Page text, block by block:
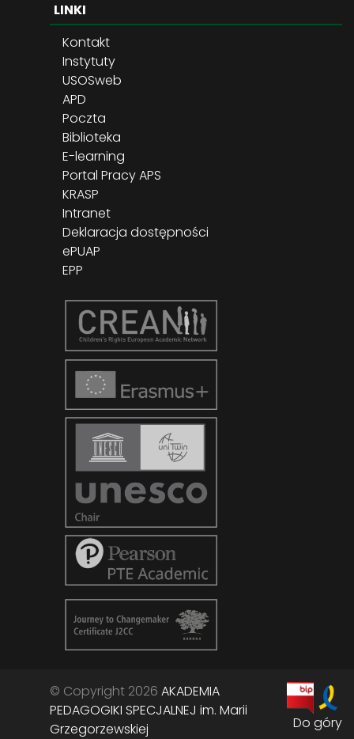
LINKI
Kontakt
Instytuty
USOSweb
APD
Poczta
Biblioteka
E-learning
Portal Pracy APS
KRASP
Intranet
Deklaracja dostępności
ePUAP
EPP
© Copyright 2026 AKADEMIA
PEDAGOGIKI SPECJALNEJ im. Marii
Grzegorzewskiej
Do góry